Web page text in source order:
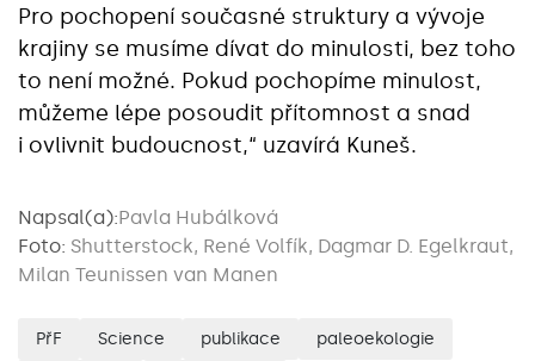
Pro pochopení současné struktury a vývoje
krajiny se musíme dívat do minulosti, bez toho
to není možné. Pokud pochopíme minulost,
můžeme lépe posoudit přítomnost a snad
i ovlivnit budoucnost,“ uzavírá Kuneš.
Napsal(a):Pavla Hubálková
Foto: Shutterstock, René Volfík, Dagmar D. Egelkraut,
Milan Teunissen van Manen
PřF Science publikace paleoekologie